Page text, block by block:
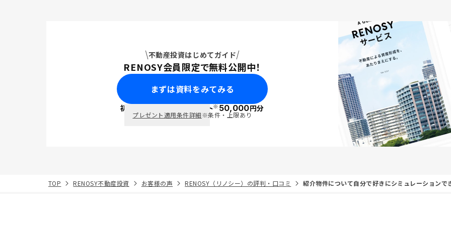
不動産投資はじめてガイド
RENOSY会員限定で無料公開中！
まずは資料をみてみる
初回面談で ポイント※50,000円分
プレゼント適用条件詳細※条件・上限あり
TOP RENOSY不動産投資 お客様の声 RENOSY（リノシー）の評判・口コミ 紹介物件について自分で好きにシミュレーションで